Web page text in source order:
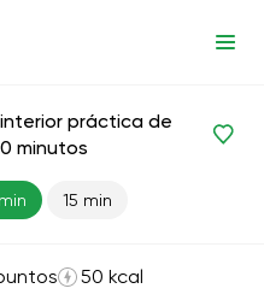
Balance
práctica de
minutos
15 min
50 kcal